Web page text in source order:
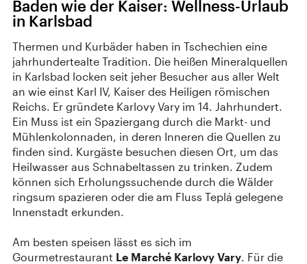
Baden wie der Kaiser: Wellness-Urlaub
in Karlsbad
Thermen und Kurbäder haben in Tschechien eine
jahrhundertealte Tradition. Die heißen Mineralquellen
in Karlsbad locken seit jeher Besucher aus aller Welt
an wie einst Karl IV, Kaiser des Heiligen römischen
Reichs. Er gründete Karlovy Vary im 14. Jahrhundert.
Ein Muss ist ein Spaziergang durch die Markt- und
Mühlenkolonnaden, in deren Inneren die Quellen zu
finden sind. Kurgäste besuchen diesen Ort, um das
Heilwasser aus Schnabeltassen zu trinken. Zudem
können sich Erholungssuchende durch die Wälder
ringsum spazieren oder die am Fluss Teplá gelegene
Innenstadt erkunden.
Am besten speisen lässt es sich im
Gourmetrestaurant Le Marché Karlovy Vary. Für die